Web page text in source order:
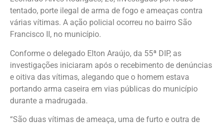
tentado, porte ilegal de arma de fogo e ameaças contra
várias vítimas. A ação policial ocorreu no bairro São
Francisco II, no município.
Conforme o delegado Elton Araújo, da 55ª DIP, as
investigações iniciaram após o recebimento de denúncias
e oitiva das vítimas, alegando que o homem estava
portando arma caseira em vias públicas do município
durante a madrugada.
“São duas vítimas de ameaça, uma de furto e outra de